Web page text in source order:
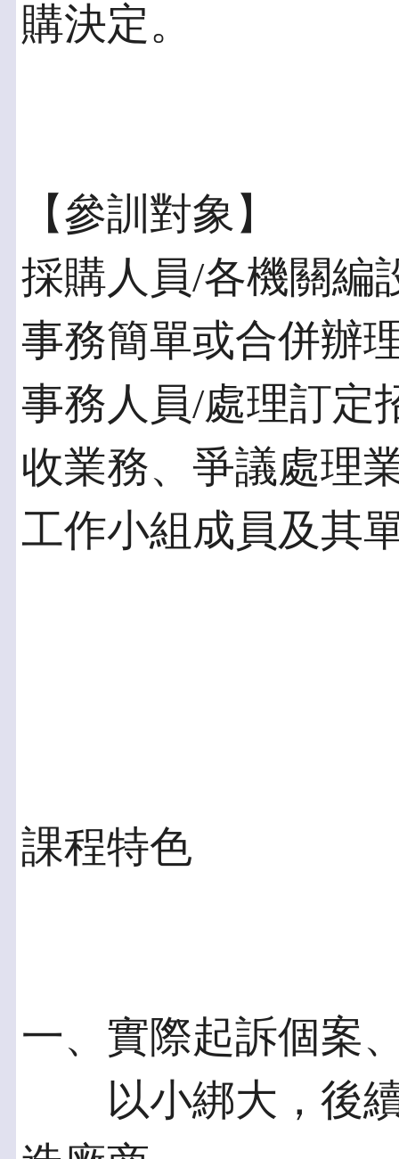
購決定。
【參訓對象】
採購人員/各機關編
事務簡單或合併辦
事務人員/處理訂定
收業務、爭議處理
工作小組成員及其
課程特色
一、實際起訴個案
以小綁大，後續